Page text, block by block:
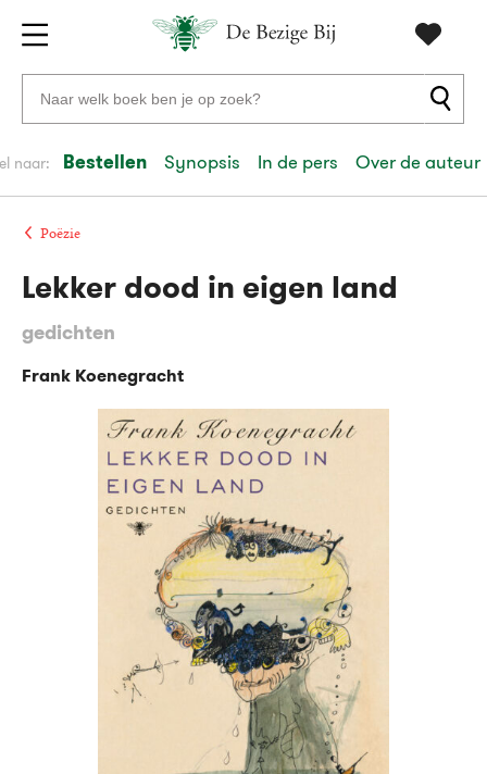
Gratis
verzending
vanaf
20
euro
Voor
23:59
volgendein
Veilig
Gratis
retourneren
Zoeken
naar
auteurs
en
uitgevers
naar: Bestellen Synopsis In de pers Over de auteur
Poëzie
Lekker dood in eigen land
gedichten
Frank Koenegracht